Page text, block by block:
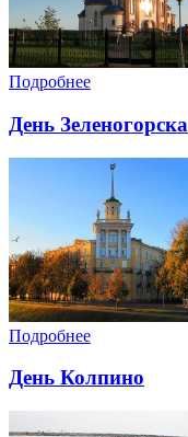
Подробнее
День Зеленогорска
Подробнее
День Колпино